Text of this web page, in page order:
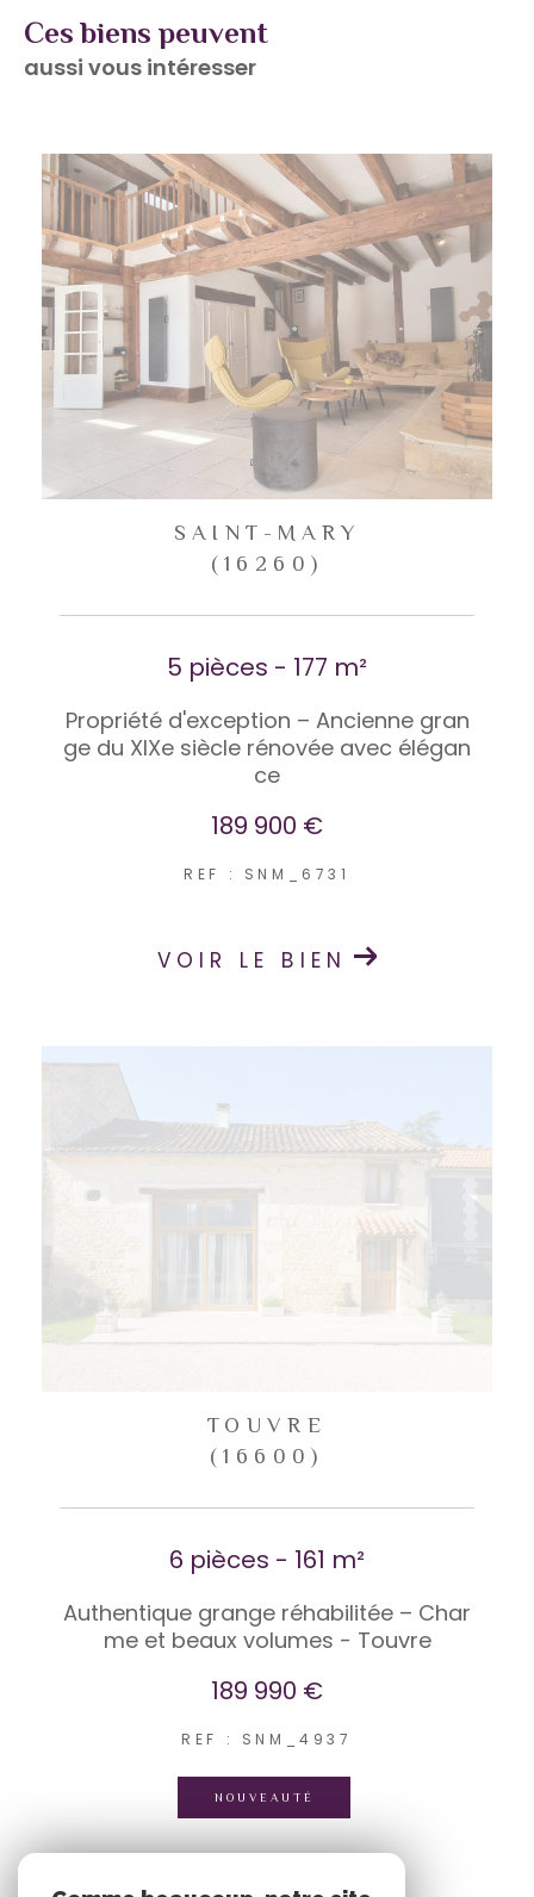
Ces biens peuvent
aussi vous intéresser
SAINT-MARY
(16260)
5 pièces - 177 m²
Propriété d'exception – Ancienne gran
ge du XIXe siècle rénovée avec élégan
ce
189 900 €
REF : SNM_6731
VOIR LE BIEN
TOUVRE
(16600)
6 pièces - 161 m²
Authentique grange réhabilitée – Char
me et beaux volumes - Touvre
189 990 €
REF : SNM_4937
NOUVEAUTÉ